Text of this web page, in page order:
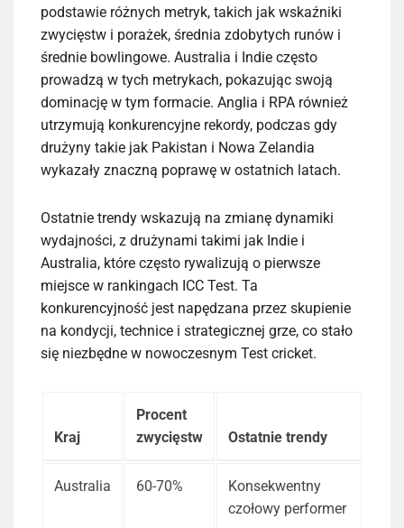
podstawie różnych metryk, takich jak wskaźniki
zwycięstw i porażek, średnia zdobytych runów i
średnie bowlingowe. Australia i Indie często
prowadzą w tych metrykach, pokazując swoją
dominację w tym formacie. Anglia i RPA również
utrzymują konkurencyjne rekordy, podczas gdy
drużyny takie jak Pakistan i Nowa Zelandia
wykazały znaczną poprawę w ostatnich latach.
Ostatnie trendy wskazują na zmianę dynamiki
wydajności, z drużynami takimi jak Indie i
Australia, które często rywalizują o pierwsze
miejsce w rankingach ICC Test. Ta
konkurencyjność jest napędzana przez skupienie
na kondycji, technice i strategicznej grze, co stało
się niezbędne w nowoczesnym Test cricket.
Kraj
Procent
zwycięstw
Ostatnie trendy
Australia 60-70%
Konsekwentny
czołowy performer